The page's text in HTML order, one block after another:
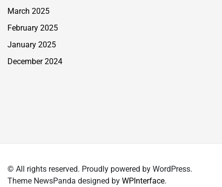
March 2025
February 2025
January 2025
December 2024
© All rights reserved. Proudly powered by WordPress.
Theme NewsPanda designed by WPInterface.